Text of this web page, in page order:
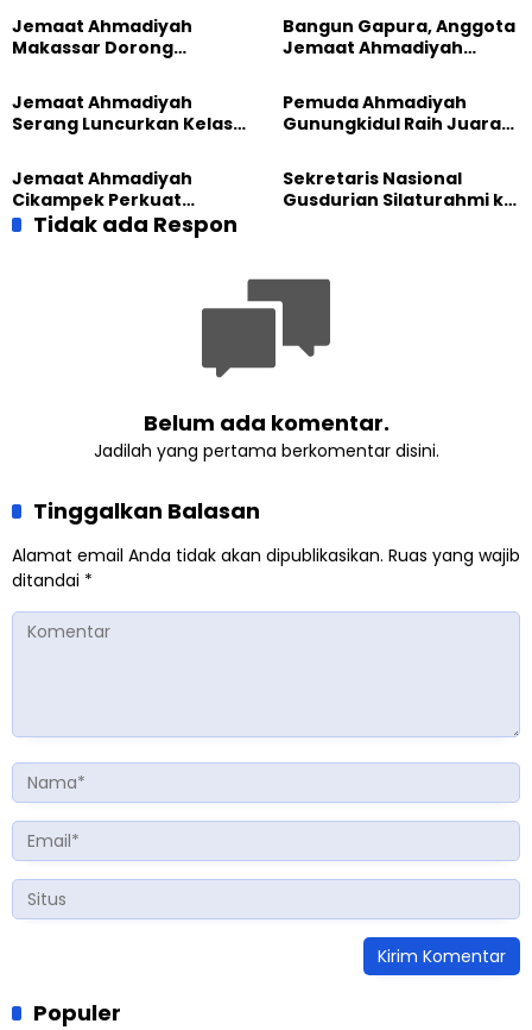
Jemaat Ahmadiyah
Makassar Dorong
Lewat Edukasi Ekoteologi
Bangun Gapura, Anggota
Jemaat Ahmadiyah
Sambut HUT RI ke-81
Jemaat Ahmadiyah
Serang Luncurkan Kelas
Generasi Unggul
Pemuda Ahmadiyah
Gunungkidul Raih Juara
Jemaat Ahmadiyah
Cikampek Perkuat
Komitmen Bangun Masjid
Sekretaris Nasional
Gusdurian Silaturahmi ke
Tidak ada Respon
Belum ada komentar.
Jadilah yang pertama berkomentar disini.
Tinggalkan Balasan
Alamat email Anda tidak akan dipublikasikan. Ruas yang wajib
ditandai *
Populer